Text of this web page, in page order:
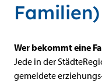
Familien)
Wer bekommt eine
Jede in der
gemeldete